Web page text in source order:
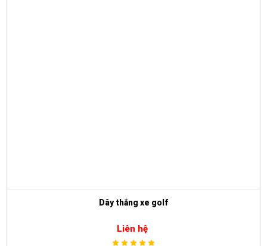
Công tắc tới lui xe điện Lv tong
Liên hệ